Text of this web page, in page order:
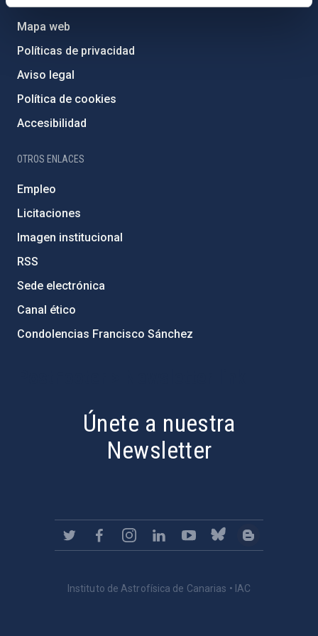
Mapa web
Políticas de privacidad
Aviso legal
Política de cookies
Accesibilidad
OTROS ENLACES
Empleo
Licitaciones
Imagen institucional
RSS
Sede electrónica
Canal ético
Condolencias Francisco Sánchez
Únete a nuestra
Newsletter
Instituto de Astrofísica de Canarias • IAC